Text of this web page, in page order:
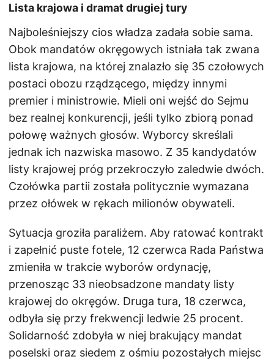
Lista krajowa i dramat drugiej tury
Najboleśniejszy cios władza zadała sobie sama.
Obok mandatów okręgowych istniała tak zwana
lista krajowa, na której znalazło się 35 czołowych
postaci obozu rządzącego, między innymi
premier i ministrowie. Mieli oni wejść do Sejmu
bez realnej konkurencji, jeśli tylko zbiorą ponad
połowę ważnych głosów. Wyborcy skreślali
jednak ich nazwiska masowo. Z 35 kandydatów
listy krajowej próg przekroczyło zaledwie dwóch.
Czołówka partii została politycznie wymazana
przez ołówek w rękach milionów obywateli.
Sytuacja groziła paraliżem. Aby ratować kontrakt
i zapełnić puste fotele, 12 czerwca Rada Państwa
zmieniła w trakcie wyborów ordynację,
przenosząc 33 nieobsadzone mandaty listy
krajowej do okręgów. Druga tura, 18 czerwca,
odbyła się przy frekwencji ledwie 25 procent.
Solidarność zdobyła w niej brakujący mandat
poselski oraz siedem z ośmiu pozostałych miejsc